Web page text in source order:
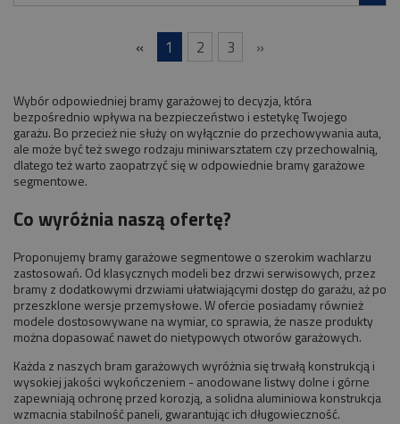
« 1 2 3 »
Wybór odpowiedniej bramy garażowej to decyzja, która
bezpośrednio wpływa na bezpieczeństwo i estetykę Twojego
garażu. Bo przecież nie służy on wyłącznie do przechowywania auta,
ale może być też swego rodzaju miniwarsztatem czy przechowalnią,
dlatego też warto zaopatrzyć się w odpowiednie bramy garażowe
segmentowe.
Co wyróżnia naszą ofertę?
Proponujemy bramy garażowe segmentowe o szerokim wachlarzu
zastosowań. Od klasycznych modeli bez drzwi serwisowych, przez
bramy z dodatkowymi drzwiami ułatwiającymi dostęp do garażu, aż po
przeszklone wersje przemysłowe. W ofercie posiadamy również
modele dostosowywane na wymiar, co sprawia, że nasze produkty
można dopasować nawet do nietypowych otworów garażowych.
Każda z naszych bram garażowych wyróżnia się trwałą konstrukcją i
wysokiej jakości wykończeniem - anodowane listwy dolne i górne
zapewniają ochronę przed korozją, a solidna aluminiowa konstrukcja
wzmacnia stabilność paneli, gwarantując ich długowieczność.